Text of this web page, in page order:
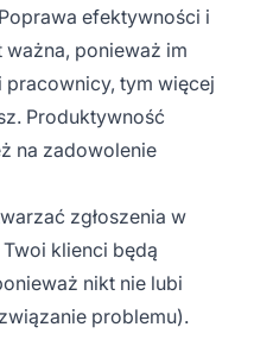
efektywności i
ponieważ im
tym więcej
Produktywność
na zadowolenie
zgłoszenia w
klienci będą
nikt nie lubi
problemu).